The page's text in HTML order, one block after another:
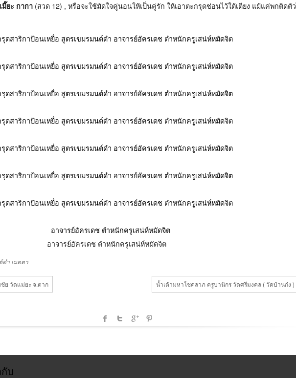
มี๊ยะ กากา (สวด 12) , หรือจะใช้มัดใจคู่นอนให้เป็นคู่รัก ให้เอาตะกรุดช่อนไว้ใต้เตียง แม้แค่พกติดตั
อาจารย์อัครเดช ตำหนักครูเสน่ห์หมัดจิต
ดำ เมตตา
ย วัดแม่ยะ จ.ตาก น้ำเต้ามหาโชคลาภ ครูบานิกร วัดศรีมงคล ( วัดบ้านก๋ง )
บ